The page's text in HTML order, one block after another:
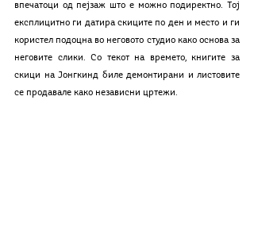
впечатоци од пејзаж што е можно подиректно. Тој
експлицитно ги датира скиците по ден и место и ги
користел подоцна во неговото студио како основа за
неговите слики. Со текот на времето, книгите за
скици на Јонгкинд биле демонтирани и листовите
се продавале како независни цртежи.